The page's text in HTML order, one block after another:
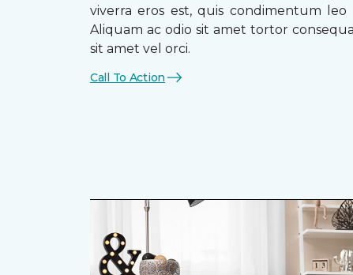
viverra eros est, quis condimentum leo
Aliquam ac odio sit amet tortor
sit amet vel orci.
Call To Action